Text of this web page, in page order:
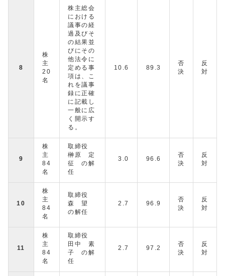
8
株
主
20
名
株主総会
における
議事の経
過及びそ
の結果並
びにその
他法令に
定める事
項は、こ
れを議事
録に正確
に記載し
一般に広
く開示す
る。
10.6 89.3
否
決
反
対
9
株
主
84
名
取締役
榊原 定
征 の解
任
3.0 96.6
否
決
反
対
10
株
主
84
名
取締役
森 望
の解任
2.7 96.9
否
決
反
対
11
株
主
84
名
取締役
田中 素
子 の解
任
2.7 97.2
否
決
反
対